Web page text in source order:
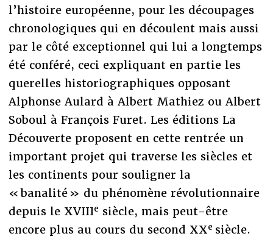
l’histoire européenne, pour les découpages
chronologiques qui en découlent mais aussi
par le côté exceptionnel qui lui a longtemps
été conféré, ceci expliquant en partie les
querelles historiographiques opposant
Alphonse Aulard à Albert Mathiez ou Albert
Soboul à François Furet. Les éditions La
Découverte proposent en cette rentrée un
important projet qui traverse les siècles et
les continents pour souligner la
« banalité » du phénomène révolutionnaire
depuis le XVIIIe siècle, mais peut-être
encore plus au cours du second XXe siècle.